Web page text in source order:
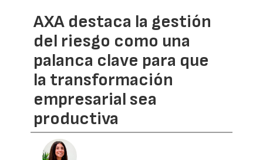
AXA destaca la gestión
del riesgo como una
palanca clave para que
la transformación
empresarial sea
productiva